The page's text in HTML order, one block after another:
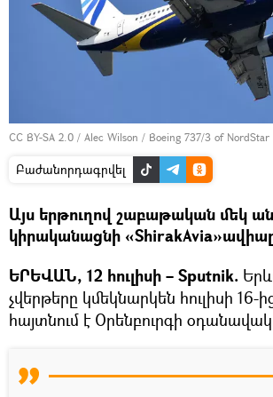
CC BY-SA 2.0 / Alec Wilson / Boeing 737/3 of NordStar
Բաժանորդագրվել
Այս երթուղով շաբաթական մեկ
կիրականացնի
ԵՐԵՎԱՆ, 12 հուլիսի – Sputnik.
չվերթերը կմեկնարկեն հուլիսի 16-
հայտնում է Օրենբուրգի